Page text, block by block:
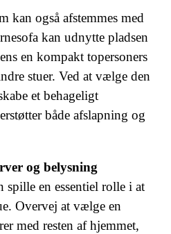
kan også afstemmes med
kan udnytte pladsen
en kompakt topersoners
stuer. Ved at vælge den
et behageligt
både afslapning og
og belysning
en essentiel rolle i at
Overvej at vælge en
med resten af hjemmet,